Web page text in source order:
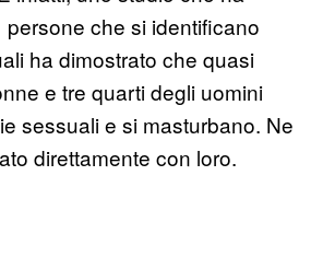
che si identificano
ha dimostrato che quasi
e tre quarti degli uomini
sessuali e si masturbano. Ne
direttamente con loro.